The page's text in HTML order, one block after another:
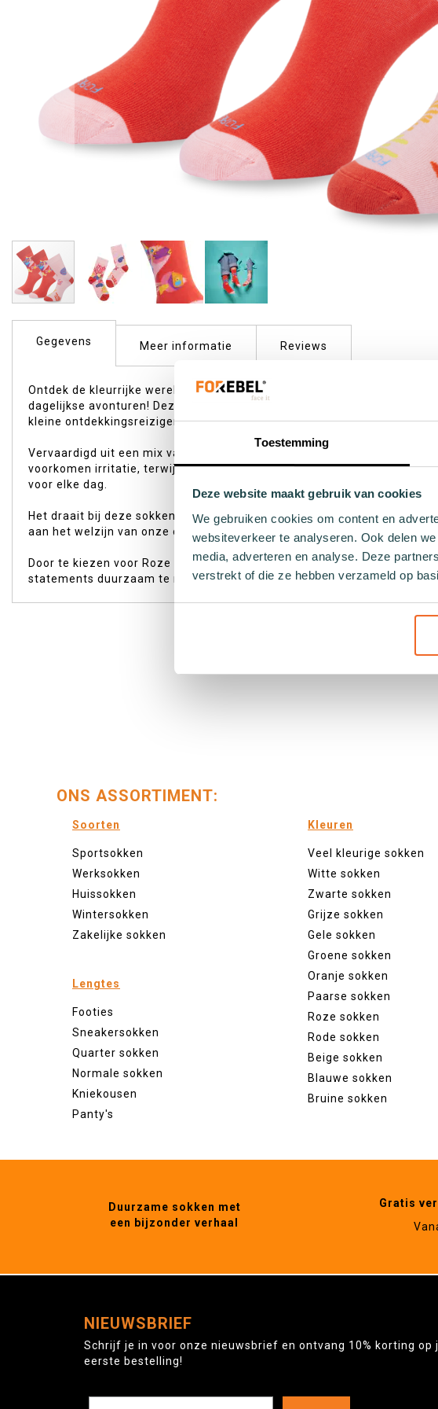
Toestemming
Deze website maakt gebruik van cookies
We gebruiken cookies om content en
websiteverkeer te analyseren. Ook delen
media, adverteren en analyse. Deze
verstrekt of die ze hebben verzameld op
afbeeldingen-
gallerij
Gegevens
Ontdek de kleurrijke wereld van comfort en duurzaamheid met de
dagelijkse avonturen! Deze speelse set bestaat uit drie sokken,
kleine ontdekkingsreizigers zich kunnen uitleven in stijl.
Vervaardigd uit een mix van natuurlijke en gerecyclede vezels, bieden
voorkomen irritatie, terwijl het materiaal met zeewier-extract zorgt
voor elke dag.
Het draait bij deze sokkenset echter niet alleen om stijl; ze stralen
aan het welzijn van onze oceanen. Elk paar dat je koopt ondersteunt
Door te kiezen voor Roze combi kindersok NSF Abyss maak je een
statements duurzaam te maken; dit is zonder twijfel dé verantwoorde
Meer informatie Reviews
ONS ASSORTIMENT:
Soorten
Sportsokken
Werksokken
Huissokken
Wintersokken
Zakelijke sokken
Lengtes
Footies
Sneakersokken
Quarter sokken
Normale sokken
Kniekousen
Panty's
Kleuren
Veel kleurige sokken
Witte sokken
Zwarte sokken
Grijze sokken
Gele sokken
Groene sokken
Oranje sokken
Paarse sokken
Roze sokken
Rode sokken
Beige sokken
Blauwe sokken
Bruine sokken
Duurzame sokken met
een bijzonder verhaal
Gratis
NIEUWSBRIEF
Schrijf je in voor onze nieuwsbrief en ontvang 10% korting op
eerste bestelling!